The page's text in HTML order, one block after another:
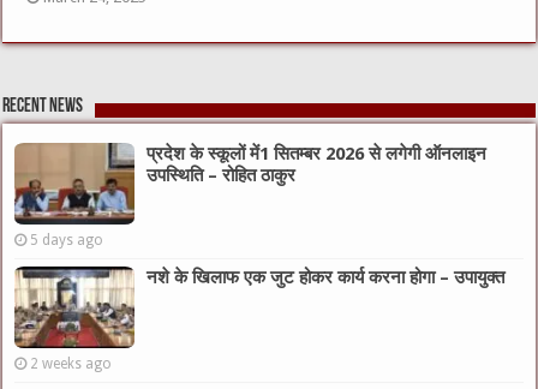
Recent News
प्रदेश के स्कूलों में1 सितम्बर 2026 से लगेगी ऑनलाइन
उपस्थिति – रोहित ठाकुर
5 days ago
नशे के खिलाफ एक जुट होकर कार्य करना होगा – उपायुक्त
2 weeks ago